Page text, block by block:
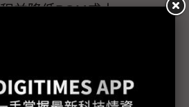
並降低BOM成本。
後備模組）
運算時需要極高的電源穩
援48V轉換至12V甚至5V